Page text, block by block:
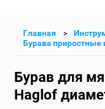
Главная
Бурава приростные
Бурав для
Haglof